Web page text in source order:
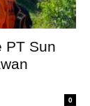
PT Sun
0